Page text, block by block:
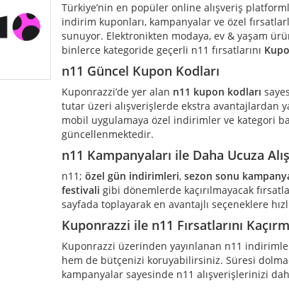
Türkiye’nin en popüler online alışveriş
indirim kuponları, kampanyalar ve özel
sunuyor. Elektronikten modaya, ev & yaşam
binlerce kategoride geçerli n11 fırsatlarını
n11 Güncel Kupon Kodları
Kuponrazzi’de yer alan n11 kupon kodları
tutar üzeri alışverişlerde ekstra avantajlardan
mobil uygulamaya özel indirimler ve kategori
güncellenmektedir.
n11 Kampanyaları ile Daha Ucuza
n11; özel gün indirimleri, sezon sonu
festivali gibi dönemlerde kaçırılmayacak
sayfada toplayarak en avantajlı seçeneklere
Kuponrazzi ile n11 Fırsatlarını
Kuponrazzi üzerinden yayınlanan n11
hem de bütçenizi koruyabilirsiniz. Süresi
kampanyalar sayesinde n11 alışverişlerinizi